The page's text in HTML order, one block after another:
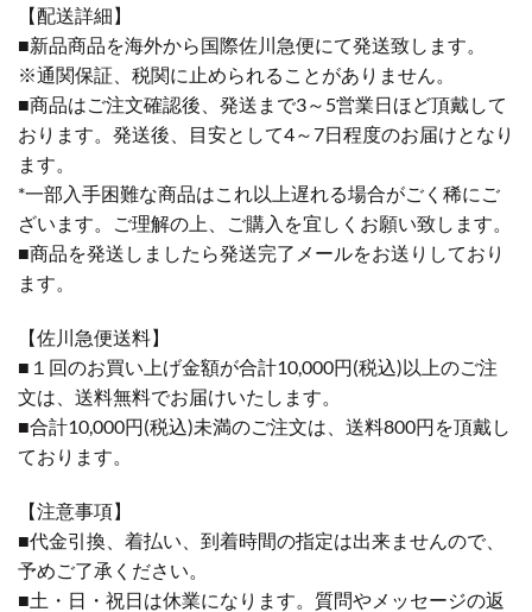
【配送詳細】
■新品商品を海外から国際佐川急便にて発送致します。
※通関保証、税関に止められることがありません。
■商品はご注文確認後、発送まで3～5営業日ほど頂戴して
おります。発送後、目安として4～7日程度のお届けとなり
ます。
*一部入手困難な商品はこれ以上遅れる場合がごく稀にご
ざいます。ご理解の上、ご購入を宜しくお願い致します。
■商品を発送しましたら発送完了メールをお送りしており
ます。
【佐川急便送料】
■１回のお買い上げ金額が合計10,000円(税込)以上のご注
文は、送料無料でお届けいたします。
■合計10,000円(税込)未満のご注文は、送料800円を頂戴し
ております。
【注意事項】
■代金引換、着払い、到着時間の指定は出来ませんので、
予めご了承ください。
■土・日・祝日は休業になります。質問やメッセージの返